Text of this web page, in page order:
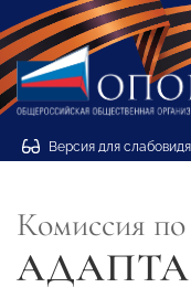
Версия для
Комиссия по